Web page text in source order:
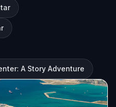
A Story Adventure